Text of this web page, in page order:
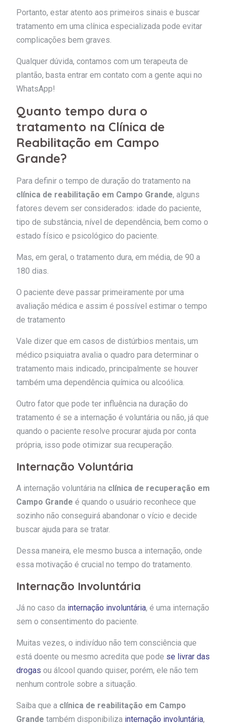
Portanto, estar atento aos primeiros sinais e buscar
tratamento em uma clínica especializada pode evitar
complicações bem graves.
Qualquer dúvida, contamos com um terapeuta de
plantão, basta entrar em contato com a gente aqui no
WhatsApp!
Quanto tempo dura o
tratamento na Clínica de
Reabilitação em Campo
Grande?
Para definir o tempo de duração do tratamento na
clínica de reabilitação em Campo Grande, alguns
fatores devem ser considerados: idade do paciente,
tipo de substância, nível de dependência, bem como o
estado físico e psicológico do paciente.
Mas, em geral, o tratamento dura, em média, de 90 a
180 dias.
O paciente deve passar primeiramente por uma
avaliação médica e assim é possível estimar o tempo
de tratamento
Vale dizer que em casos de distúrbios mentais, um
médico psiquiatra avalia o quadro para determinar o
tratamento mais indicado, principalmente se houver
também uma dependência química ou alcoólica.
Outro fator que pode ter influência na duração do
tratamento é se a internação é voluntária ou não, já que
quando o paciente resolve procurar ajuda por conta
própria, isso pode otimizar sua recuperação.
Internação Voluntária
A internação voluntária na clínica de recuperação em
Campo Grande é quando o usuário reconhece que
sozinho não conseguirá abandonar o vício e decide
buscar ajuda para se tratar.
Dessa maneira, ele mesmo busca a internação, onde
essa motivação é crucial no tempo do tratamento.
Internação Involuntária
Já no caso da internação involuntária, é uma internação
sem o consentimento do paciente.
Muitas vezes, o indivíduo não tem consciência que
está doente ou mesmo acredita que pode se livrar das
drogas ou álcool quando quiser, porém, ele não tem
nenhum controle sobre a situação.
Saiba que a clínica de reabilitação em Campo
Grande também disponibiliza internação involuntária,